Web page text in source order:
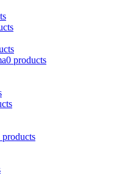
0 products
products